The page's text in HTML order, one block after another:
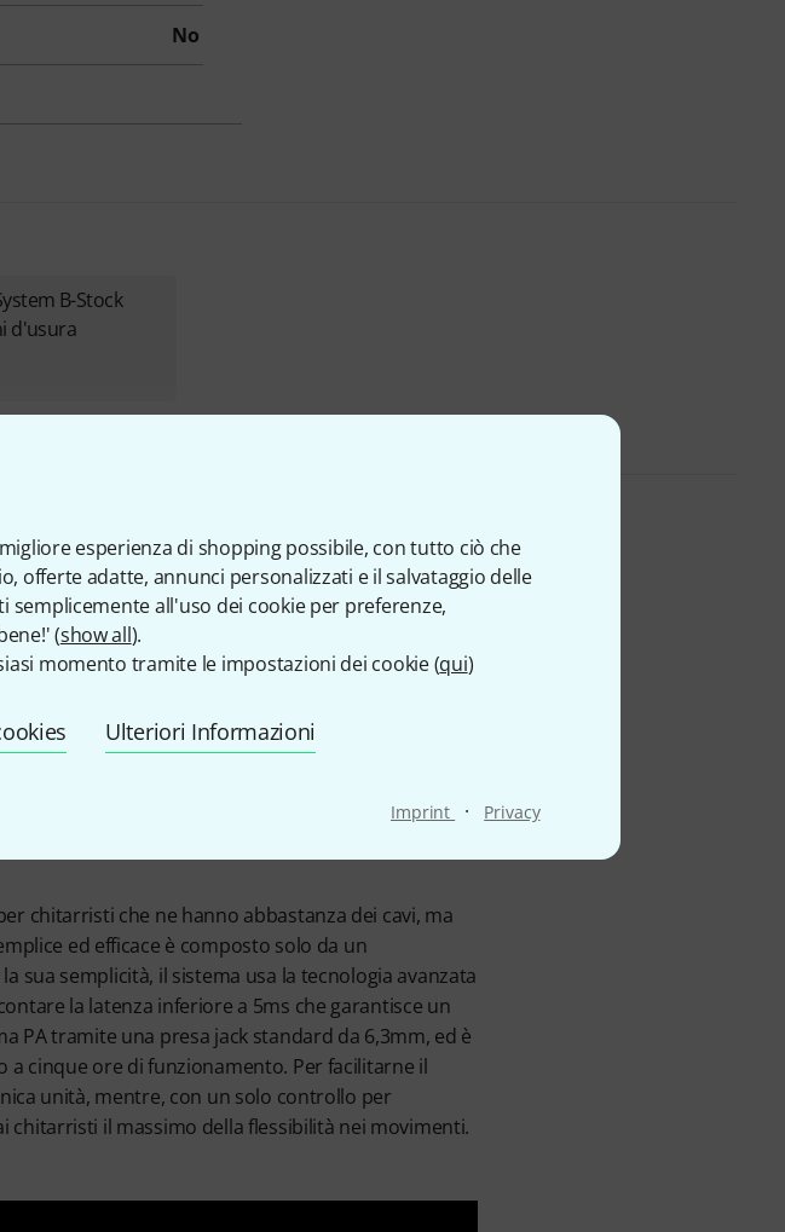
esperienza di shopping possibile, con tutto ciò che
offerte adatte, annunci personalizzati e il salvataggio delle
semplicemente all'uso dei cookie per preferenze,
(show all).
momento tramite le impostazioni dei cookie (qui)
Ulteriori Informazioni
Imprint · Privacy
No
B-Stock
d'usura
senza
chitarristi che ne hanno abbastanza dei cavi, ma
ed efficace è composto solo da un
sua semplicità, il sistema usa la tecnologia avanzata
la latenza inferiore a 5ms che garantisce un
PA tramite una presa jack standard da 6,3mm, ed è
cinque ore di funzionamento. Per facilitarne il
unità, mentre, con un solo controllo per
il massimo della flessibilità nei movimenti.